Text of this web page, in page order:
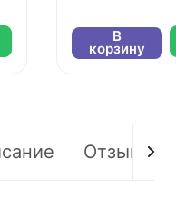
В
корзину
Отзывы